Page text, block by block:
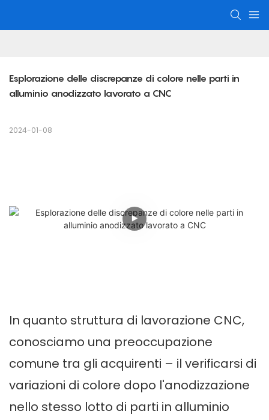
Esplorazione delle discrepanze di colore nelle parti in
alluminio anodizzato lavorato a CNC
2024-01-08
In quanto struttura di lavorazione CNC,
conosciamo una preoccupazione
comune tra gli acquirenti – il verificarsi di
variazioni di colore dopo l'anodizzazione
nello stesso lotto di parti in alluminio